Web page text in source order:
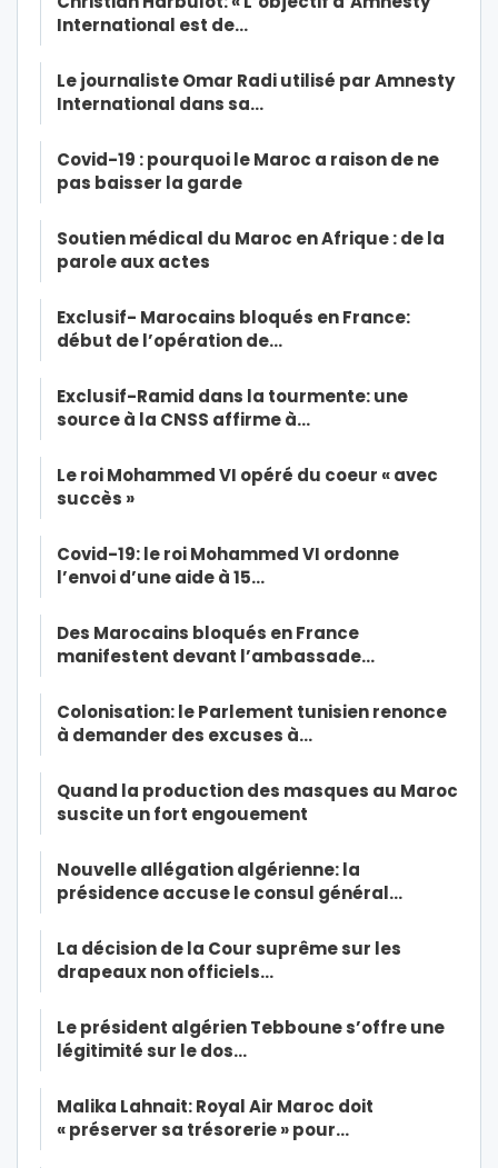
International est de…
Le journaliste Omar Radi utilisé par Amnesty
International dans sa…
Covid-19 : pourquoi le Maroc a raison de ne
pas baisser la garde
Soutien médical du Maroc en Afrique : de la
parole aux actes
Exclusif- Marocains bloqués en France:
début de l’opération de…
Exclusif-Ramid dans la tourmente: une
source à la CNSS affirme à…
Le roi Mohammed VI opéré du coeur « avec
succès »
Covid-19: le roi Mohammed VI ordonne
l’envoi d’une aide à 15…
Des Marocains bloqués en France
manifestent devant l’ambassade…
Colonisation: le Parlement tunisien renonce
à demander des excuses à…
Quand la production des masques au Maroc
suscite un fort engouement
Nouvelle allégation algérienne: la
présidence accuse le consul général…
La décision de la Cour suprême sur les
drapeaux non officiels…
Le président algérien Tebboune s’offre une
légitimité sur le dos…
Malika Lahnait: Royal Air Maroc doit
« préserver sa trésorerie » pour…